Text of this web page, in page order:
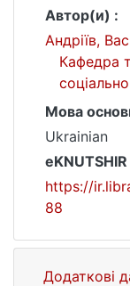
Автор(и) :
Андріїв,
Кафедра
Мова
Ukrainian
eKNUTSHIR
https://
88
Додаткові